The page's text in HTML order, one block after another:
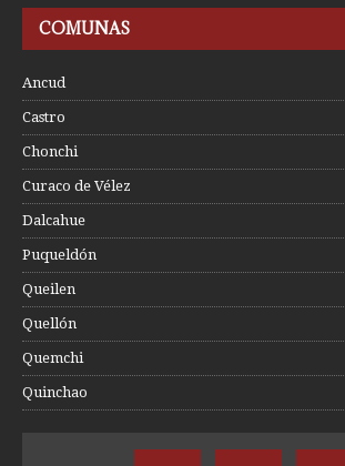
COMUNAS
Ancud
Castro
Chonchi
Curaco de Vélez
Dalcahue
Puqueldón
Queilen
Quellón
Quemchi
Quinchao